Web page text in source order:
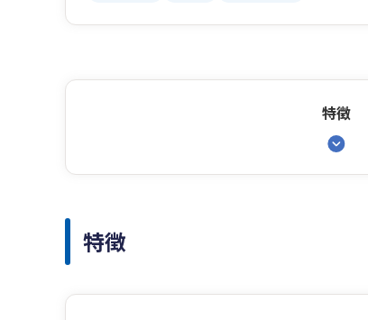
特徴
特徴